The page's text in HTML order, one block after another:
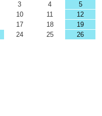
3 4
5
10 11
12
17 18
19
24 25
26